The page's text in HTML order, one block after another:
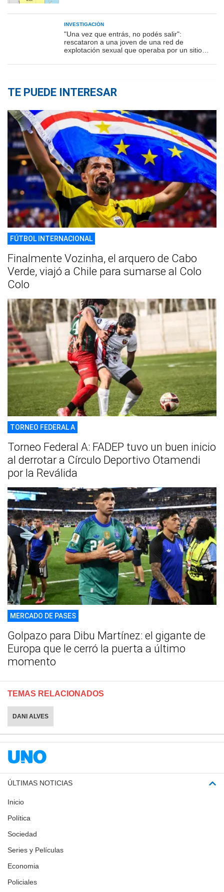
INVESTIGACIÓN
"Una vez que entrás, no podés salir":
rescataron a una joven de una red de
explotación sexual que operaba por un sitio
TE PUEDE INTERESAR
FÚTBOL INTERNACIONAL
Finalmente Vozinha, el arquero de Cabo
Verde, viajó a Chile para sumarse al Colo
Colo
TORNEO FEDERAL A
Torneo Federal A: FADEP tuvo un buen inicio
al derrotar a Círculo Deportivo Otamendi
por la Reválida
MERCADO DE PASES
Golpazo para Dibu Martínez: el gigante de
Europa que le cerró la puerta a último
momento
TEMAS RELACIONADOS
DANI ALVES
ÚLTIMAS NOTICIAS
Inicio
Política
Sociedad
Series y Películas
Economia
Policiales